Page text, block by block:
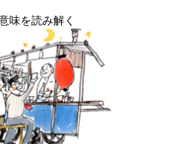
味を読み解く